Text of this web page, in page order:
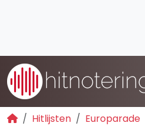
Hitlijsten Europarade